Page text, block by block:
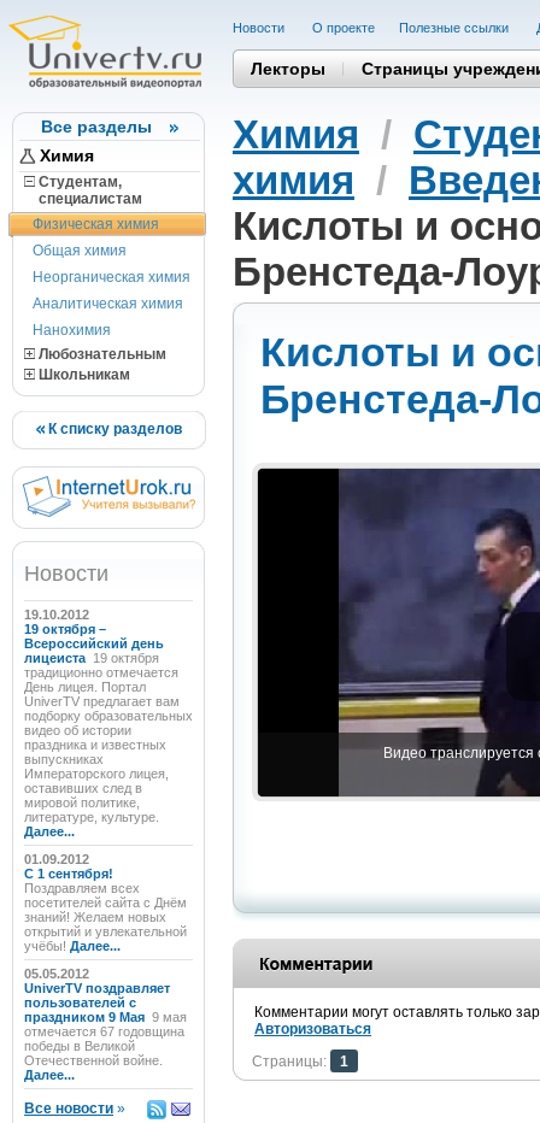
Все разделы
Химия
Студентам,
cпециалистам
Физическая химия
Общая химия
Неорганическая химия
Аналитическая химия
Нанохимия
Любознательным
Школьникам
К списку разделов
Новости
19.10.2012
19 октября –
Всероссийский день
лицеиста 19 октября
традиционно отмечается
День лицея. Портал
UniverTV предлагает вам
подборку образовательных
видео об истории
праздника и известных
выпускниках
Императорского лицея,
оставивших след в
мировой политике,
литературе, культуре.
Далее...
01.09.2012
C 1 сентября!
Поздравляем всех
посетителей сайта с Днём
знаний! Желаем новых
открытий и увлекательной
учёбы! Далее...
05.05.2012
UniverTV поздравляет
пользователей с
праздником 9 Мая 9 мая
отмечается 67 годовщина
победы в Великой
Отечественной войне.
Далее...
Все новости »
Новости О проекте Полезные cсылки
Лекторы Страницы
Химия /
химия /
Кислоты и
Бренстеда-
Кислоты и
Бренстеда-
Видео
Комментарии могут оставлять только
Авторизоваться
Страницы:
1